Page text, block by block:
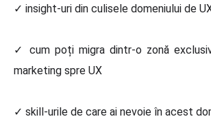
✓ insight-uri din culisele domeniului de
✓ cum poți migra dintr-o zonă
marketing spre UX
✓ skill-urile de care ai nevoie în acest